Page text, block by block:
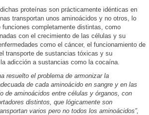
proteínas son prácticamente idénticas en
transportan unos aminoácidos y no otros, lo
funciones completamente distintas, como
con el crecimiento de las células y su
como el cáncer, el funcionamiento de
transporte de sustancias tóxicas y su
adicción a sustancias como la cocaína.
resuelto el problema de armonizar la
de cada aminoácido en sangre y en las
de aminoácidos entre células y órganos, con
distintos, que lógicamente son
varios pero no todos los aminoácidos”,